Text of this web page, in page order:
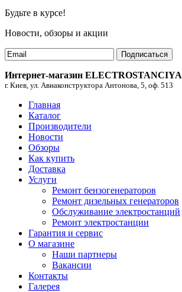
Будьте в курсе!
Новости, обзоры и акции
Подписаться
Интернет-магазин ELECTROSTANCIYA
г. Киев, ул. Авиаконструктора Антонова, 5, оф. 513
Главная
Каталог
Производители
Новости
Обзоры
Как купить
Доставка
Услуги
Ремонт бензогенераторов
Ремонт дизельных генераторов
Обслуживание электростанций
Ремонт электростанции
Гарантия и сервис
О магазине
Наши партнеры
Вакансии
Контакты
Галерея